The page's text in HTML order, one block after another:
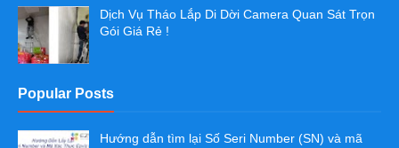
Dịch Vụ Tháo Lắp Di Dời Camera Quan Sát Trọn
Gói Giá Rẻ !
Popular Posts
Hướng dẫn tìm lại Số Seri Number (SN) và mã